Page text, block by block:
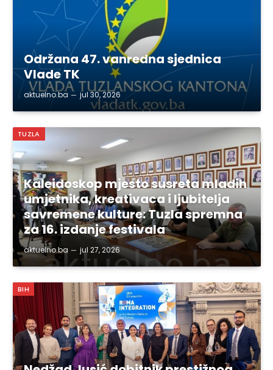
Održana 47. vanredna sjednica
Vlade TK
aktuelno.ba jul 30, 2026
TUZLA
Kaleidoskop mjesto susreta mladih
umjetnika, kreativaca i ljubitelja
savremene kulture: Tuzla spremna
za 16. izdanje festivala
aktuelno.ba jul 27, 2026
BIH